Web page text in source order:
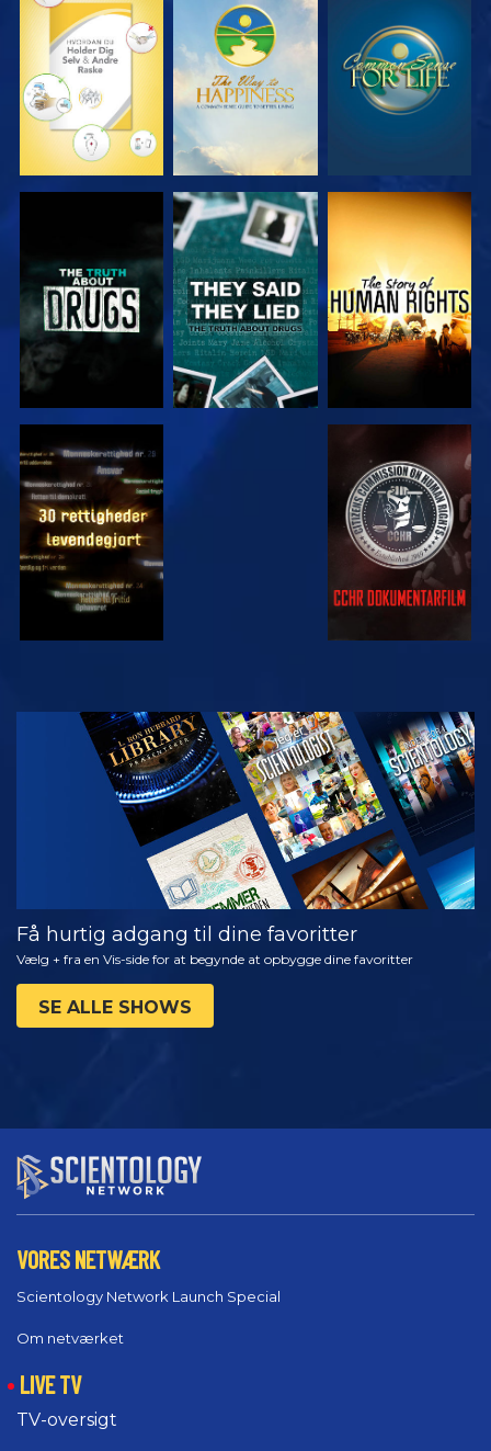
SE SE SE
SE SE
SE SE
SE
UDFORSK
SERIEN
Få hurtig adgang til dine favoritter
Vælg + fra en Vis-side for at begynde at opbygge dine favoritter
SE ALLE SHOWS
VORES NETWÆRK
Scientology Network Launch Special
Om netværket
LIVE TV
TV-oversigt